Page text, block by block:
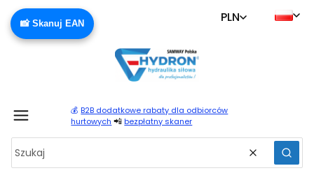
📸 Skanuj EAN PLN
💰 B2B dodatkowe rabaty dla odbiorców
hurtowych 📲 bezpłatny skaner
Wyczyść